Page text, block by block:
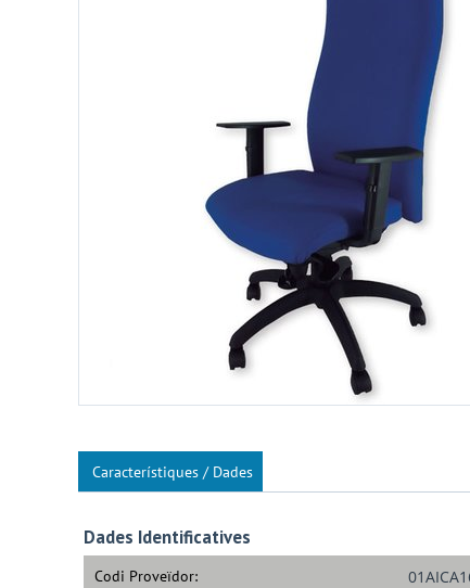
Característiques / Dades
Dades Identificatives
Codi Proveïdor: